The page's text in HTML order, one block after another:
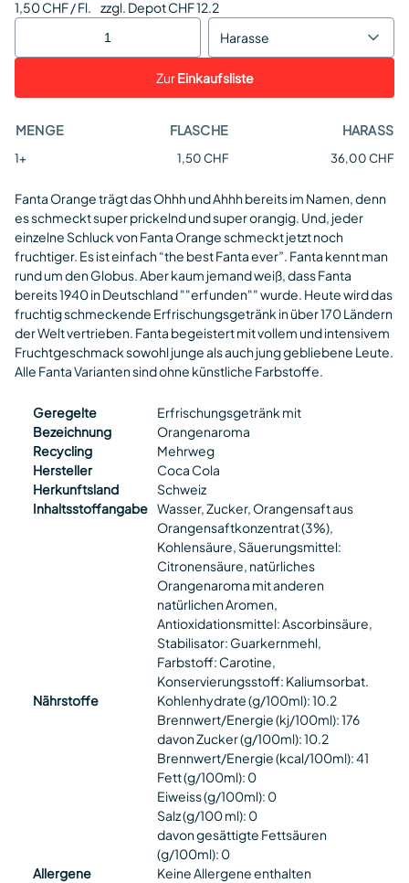
1,50 CHF / Fl.
zzgl. Depot CHF 12.2
Harasse
ZurEinkaufsliste
MENGE FLASCHE HARASS
1+ 1,50 CHF 36,00 CHF
Fanta Orange trägt das Ohhh und Ahhh bereits im Namen, denn
es schmeckt super prickelnd und super orangig. Und, jeder
einzelne Schluck von Fanta Orange schmeckt jetzt noch
fruchtiger. Es ist einfach “the best Fanta ever”. Fanta kennt man
rund um den Globus. Aber kaum jemand weiß, dass Fanta
bereits 1940 in Deutschland ""erfunden"" wurde. Heute wird das
fruchtig schmeckende Erfrischungsgetränk in über 170 Ländern
der Welt vertrieben. Fanta begeistert mit vollem und intensivem
Fruchtgeschmack sowohl junge als auch jung gebliebene Leute.
Alle Fanta Varianten sind ohne künstliche Farbstoffe.
Geregelte
Bezeichnung
Erfrischungsgetränk mit
Orangenaroma
Recycling
Mehrweg
Hersteller
Coca Cola
Herkunftsland
Schweiz
Inhaltsstoffangabe Wasser, Zucker, Orangensaft aus
Orangensaftkonzentrat (3%),
Kohlensäure, Säuerungsmittel:
Citronensäure, natürliches
Orangenaroma mit anderen
natürlichen Aromen,
Antioxidationsmittel: Ascorbinsäure,
Stabilisator: Guarkernmehl,
Farbstoff: Carotine,
Konservierungsstoff: Kaliumsorbat.
Nährstoffe
Kohlenhydrate (g/100ml): 10.2
Brennwert/Energie (kj/100ml): 176
davon Zucker (g/100ml): 10.2
Brennwert/Energie (kcal/100ml): 41
Fett (g/100ml): 0
Eiweiss (g/100ml): 0
Salz (g/100 ml): 0
davon gesättigte Fettsäuren
(g/100ml): 0
Allergene
Keine Allergene enthalten